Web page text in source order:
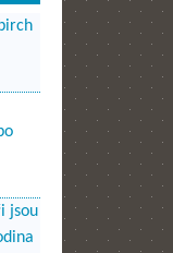
jsou